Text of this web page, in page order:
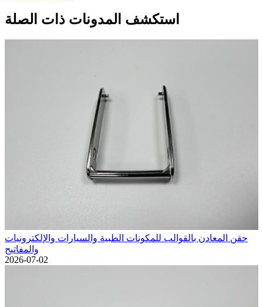
استكشف المدونات ذات الصلة
حقن المعادن بالقوالب للمكونات الطبية والسيارات والإلكترونيات
والمفاتيح
2026-07-02